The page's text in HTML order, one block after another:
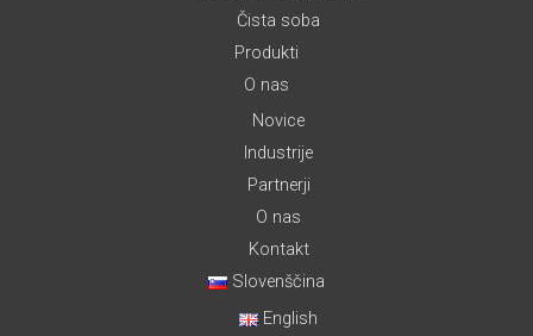
Čista soba
Produkti
O nas
Novice
Industrije
Partnerji
O nas
Kontakt
Slovenščina
English